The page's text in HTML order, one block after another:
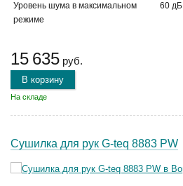
Уровень шума в максимальном
режиме
60 дБ
15 635 руб.
В корзину
На складе
Сушилка для рук G-teq 8883 PW